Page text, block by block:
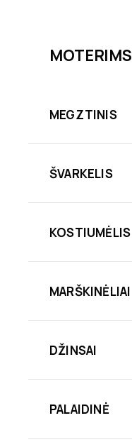
MOTERIMS
MEGZTINIS
ŠVARKELIS
KOSTIUMĖLIS
MARŠKINĖLIAI
DŽINSAI
PALAIDINĖ